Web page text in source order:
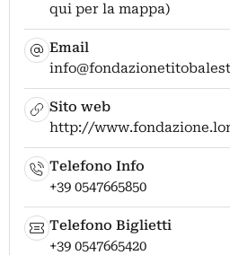
qui per la mappa)
Email
Sito web
http://
Telefono Info
+39 0547665850
Telefono Biglietti
+39 0547665420